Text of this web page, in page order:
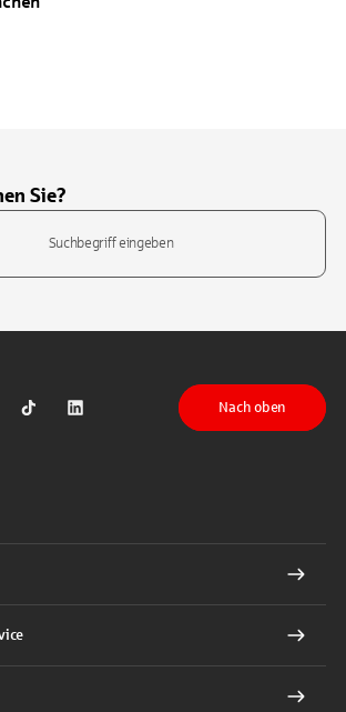
Sie?
auf Youtubeauf Instagram
Sparkasse auf TikTok
Sparkasse auf LinkedIn
Nach oben